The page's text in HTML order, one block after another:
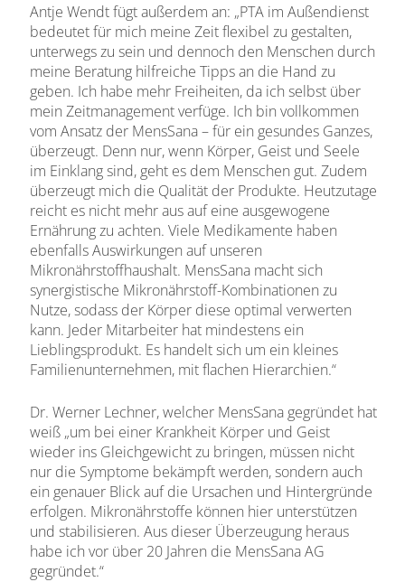
Antje Wendt fügt außerdem an: „PTA im Außendienst
bedeutet für mich meine Zeit flexibel zu gestalten,
unterwegs zu sein und dennoch den Menschen durch
meine Beratung hilfreiche Tipps an die Hand zu
geben. Ich habe mehr Freiheiten, da ich selbst über
mein Zeitmanagement verfüge. Ich bin vollkommen
vom Ansatz der MensSana – für ein gesundes Ganzes,
überzeugt. Denn nur, wenn Körper, Geist und Seele
im Einklang sind, geht es dem Menschen gut. Zudem
überzeugt mich die Qualität der Produkte. Heutzutage
reicht es nicht mehr aus auf eine ausgewogene
Ernährung zu achten. Viele Medikamente haben
ebenfalls Auswirkungen auf unseren
Mikronährstoffhaushalt. MensSana macht sich
synergistische Mikronährstoff-Kombinationen zu
Nutze, sodass der Körper diese optimal verwerten
kann. Jeder Mitarbeiter hat mindestens ein
Lieblingsprodukt. Es handelt sich um ein kleines
Familienunternehmen, mit flachen Hierarchien.“
Dr. Werner Lechner, welcher MensSana gegründet hat
weiß „um bei einer Krankheit Körper und Geist
wieder ins Gleichgewicht zu bringen, müssen nicht
nur die Symptome bekämpft werden, sondern auch
ein genauer Blick auf die Ursachen und Hintergründe
erfolgen. Mikronährstoffe können hier unterstützen
und stabilisieren. Aus dieser Überzeugung heraus
habe ich vor über 20 Jahren die MensSana AG
gegründet.“